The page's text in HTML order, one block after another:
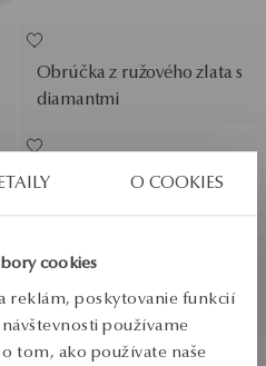
O COOKIES
cookies
reklám, poskytovanie funkcií
používame
tom, ako používate naše
Obrúčka z ružového zlata s
diamantmi
Obrúčka z ružového zlata -
diamantmi - Forever